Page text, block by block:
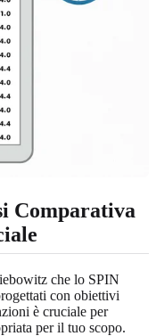
Comparativa
che lo SPIN
con obiettivi
è cruciale per
per il tuo scopo.